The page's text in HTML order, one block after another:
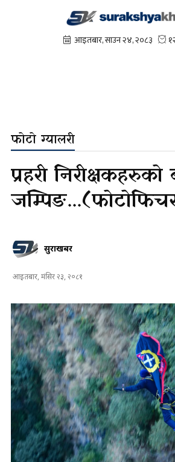
फोटो ग्यालरी
प्रहरी निरीक्षकहरुको
सुरक्षाखबर
आइतबार, मंसिर २३, २०८१